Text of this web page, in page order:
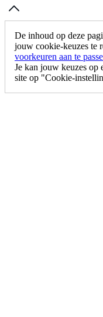
De inhoud op deze
jouw cookie-keuzes te
voorkeuren aan te
Je kan jouw keuzes op
site op "Cookie-